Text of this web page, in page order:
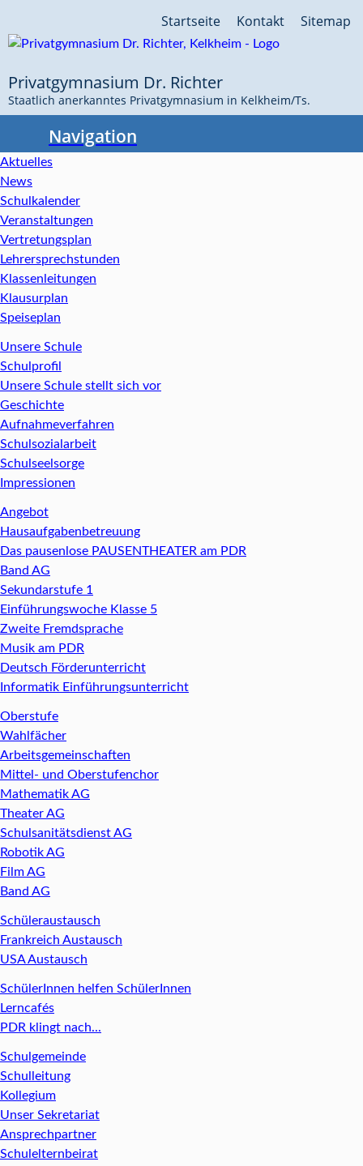
überspringen
Sitemap
Kontakt
Startseite
Privatgymnasium Dr. Richter
Staatlich anerkanntes Privatgymnasium in Kelkheim/Ts.
Navigation
Aktuelles
News
Schulkalender
Veranstaltungen
Vertretungsplan
Lehrersprechstunden
Klassenleitungen
Klausurplan
Speiseplan
Unsere Schule
Schulprofil
Unsere Schule stellt sich vor
Geschichte
Aufnahmeverfahren
Schulsozialarbeit
Schulseelsorge
Impressionen
Angebot
Hausaufgabenbetreuung
Das pausenlose PAUSENTHEATER am PDR
Band AG
Sekundarstufe 1
Einführungswoche Klasse 5
Zweite Fremdsprache
Musik am PDR
Deutsch Förderunterricht
Informatik Einführungsunterricht
Oberstufe
Wahlfächer
Arbeitsgemeinschaften
Mittel- und Oberstufenchor
Mathematik AG
Theater AG
Schulsanitätsdienst AG
Robotik AG
Film AG
Band AG
Schüleraustausch
Frankreich Austausch
USA Austausch
SchülerInnen helfen SchülerInnen
Lerncafés
PDR klingt nach...
Schulgemeinde
Schulleitung
Kollegium
Unser Sekretariat
Ansprechpartner
Schulelternbeirat